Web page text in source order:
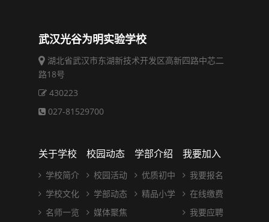
武汉光谷为明实验学校
湖北省武汉市东湖新技术开发区高新四路中芯二
路18号
430223
027-81529700
关于学校
学校简介
学校文化
名师一览
校园动态
校园活动
学部动态
媒体聚焦
学部介绍
优质初中
精品小学
我要加入
我要报名
在线缴费
我要应聘